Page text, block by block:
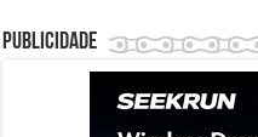
Publicidade